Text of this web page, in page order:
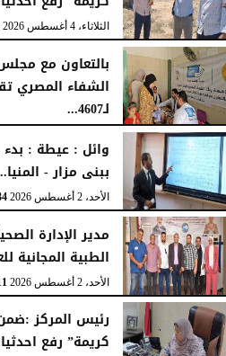
الثلاثاء، 4 أغسطس 2026
بالتعاون مع
الشفاء المصري
لـ4607...
الإثنين، 3 أغسطس 2026
وائل : عيطة : بدء
ببنى مزار -
الأحد، 2 أغسطس 2026
مدير الإدارة
الطبية المجانية
الأحد، 2 أغسطس 2026
رئيس المركز :ضمن
كريمة” رفع